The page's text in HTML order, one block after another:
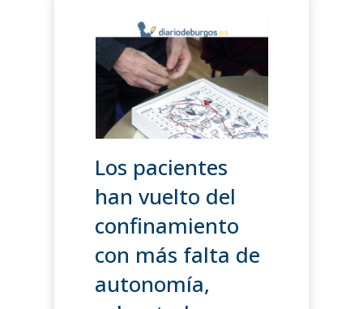
Los pacientes
han vuelto del
confinamiento
con más falta de
autonomía,